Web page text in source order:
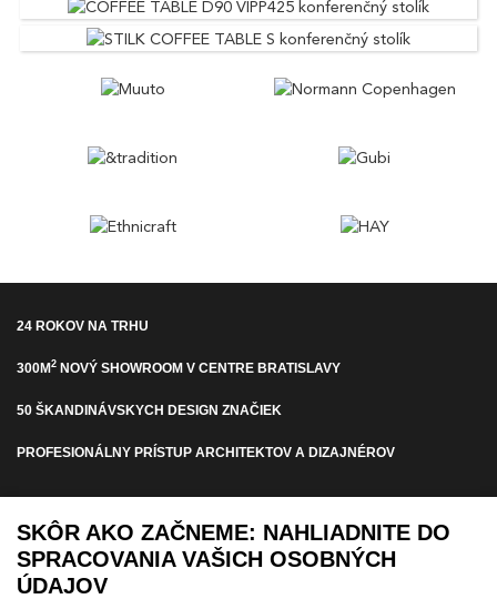
24 ROKOV NA TRHU
300M2 NOVÝ SHOWROOM V CENTRE BRATISLAVY
50 ŠKANDINÁVSKYCH DESIGN ZNAČIEK
PROFESIONÁLNY PRÍSTUP ARCHITEKTOV A DIZAJNÉROV
PRIHLÁSTE SA NA ODBER NOVINIEK
SKÔR AKO ZAČNEME: NAHLIADNITE DO
SPRACOVANIA VAŠICH OSOBNÝCH
ÚDAJOV